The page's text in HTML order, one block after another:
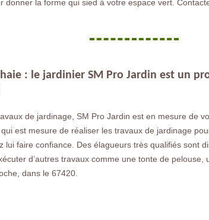
la forme qui sied à votre espace vert.
: le jardinier SM Pro Jardin est un
de jardinage, SM Pro Jardin est en mesure de
est mesure de réaliser les travaux de jardinage
lui faire confiance. Des élagueurs très qualifiés sont
d’autres travaux comme une tonte de
dans le 67420.